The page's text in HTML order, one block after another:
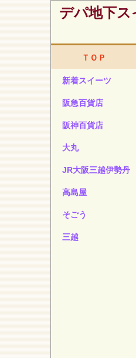
デパ地下ス
ＴＯＰ
新着スイーツ
阪急百貨店
阪神百貨店
大丸
JR大阪三越伊勢丹
高島屋
そごう
三越